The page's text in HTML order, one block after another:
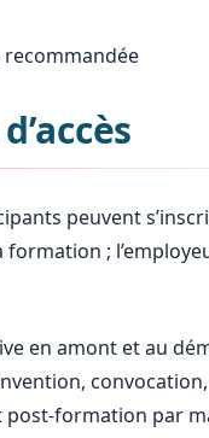
recommandée
peuvent
formation ;
en amont et au
formation par